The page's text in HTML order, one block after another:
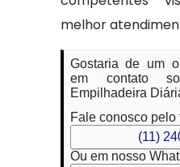
melhor
Gostaria de um
em contato
Empilhadeira
Fale conosco pelo
(11)
Ou em nosso